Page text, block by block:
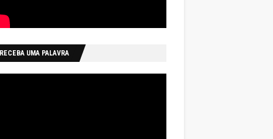
RECEBA UMA PALAVRA